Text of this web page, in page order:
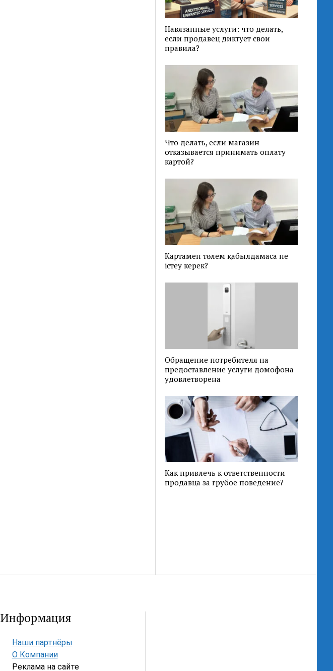
Навязанные услуги: что делать,
если продавец диктует свои
правила?
Что делать, если магазин
отказывается принимать оплату
картой?
Картамен төлем қабылдамаса не
істеу керек?
Обращение потребителя на
предоставление услуги домофона
удовлетворена
Как привлечь к ответственности
продавца за грубое поведение?
Информация
Наши партнёры
О Компании
Реклама на сайте